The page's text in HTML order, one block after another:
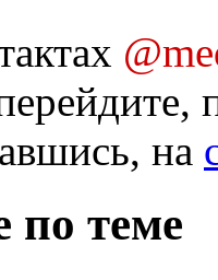
на
по теме